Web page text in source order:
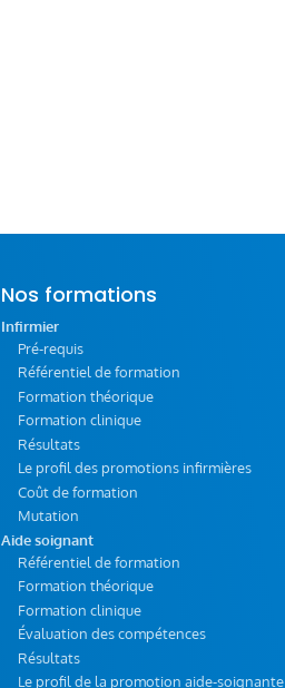
Nos formations
Infirmier
Pré-requis
Référentiel de formation
Formation théorique
Formation clinique
Résultats
Le profil des promotions infirmières
Coût de formation
Mutation
Aide soignant
Référentiel de formation
Formation théorique
Formation clinique
Évaluation des compétences
Résultats
Le profil de la promotion aide-soignante